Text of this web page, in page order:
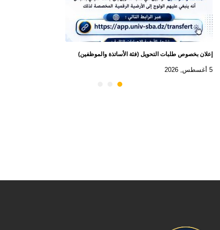
إعلان بخصوص طلبات التحويل (فئة الأساتذة والموظفين)
5 أغسطس, 2026